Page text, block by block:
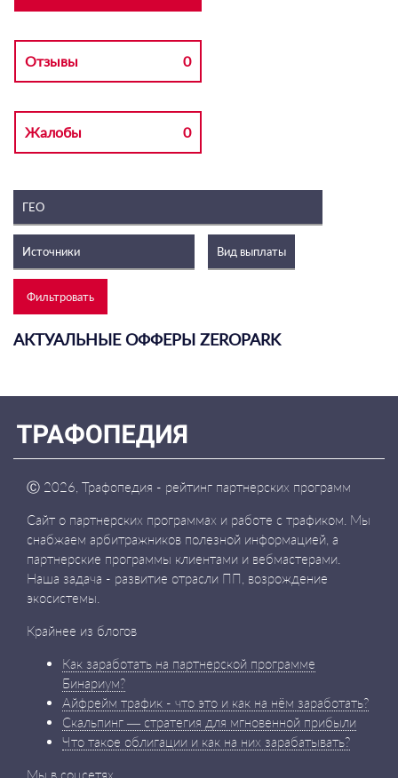
Отзывы 0
Жалобы 0
АКТУАЛЬНЫЕ ОФФЕРЫ ZEROPARK
Ⓒ 2026, Трафопедия - рейтинг партнерских программ
Сайт о партнерских программах и работе с трафиком. Мы
снабжаем арбитражников полезной информацией, а
партнерские программы клиентами и вебмастерами.
Наша задача - развитие отрасли ПП, возрождение
экосистемы.
Крайнее из блогов
Как заработать на партнерской программе
Бинариум?
Айфрейм трафик - что это и как на нём заработать?
Скальпинг — стратегия для мгновенной прибыли
Что такое облигации и как на них зарабатывать?
Мы в соцсетях